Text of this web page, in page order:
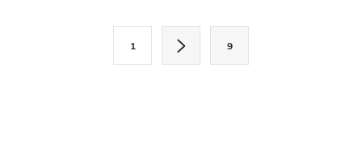
1 9